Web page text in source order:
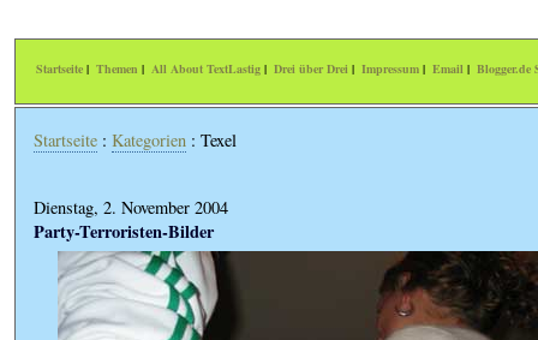
Startseite | Themen | All About TextLastig | Drei über Drei | Impressum | Email | Blogger.de
Startseite : Kategorien : Texel
Dienstag, 2. November 2004
Party-Terroristen-Bilder